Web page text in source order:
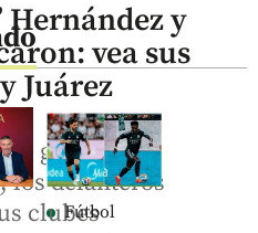
Fútbol
Hernández y
vea sus
Juárez
gol en la
los delanteros
clubes